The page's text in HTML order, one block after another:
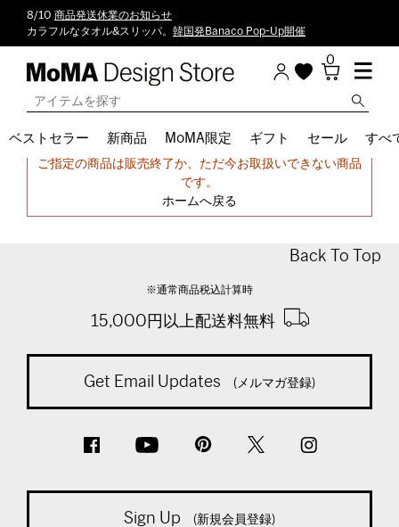
8/10 商品発送休業のお知らせ
カラフルなタオル&スリッパ。 韓国発Banaco Pop-Up開催
0
ベストセラー 新商品 MoMA限定 ギフト セール すべ
申し訳ございません。
ご指定の商品は販売終了か、ただ今お取扱いできない商品
です。
ホームへ戻る
Back To Top
※通常商品税込計算時
15,000円以上配送料無料
Get Email Updates (メルマガ登録)
Sign Up (新規会員登録)